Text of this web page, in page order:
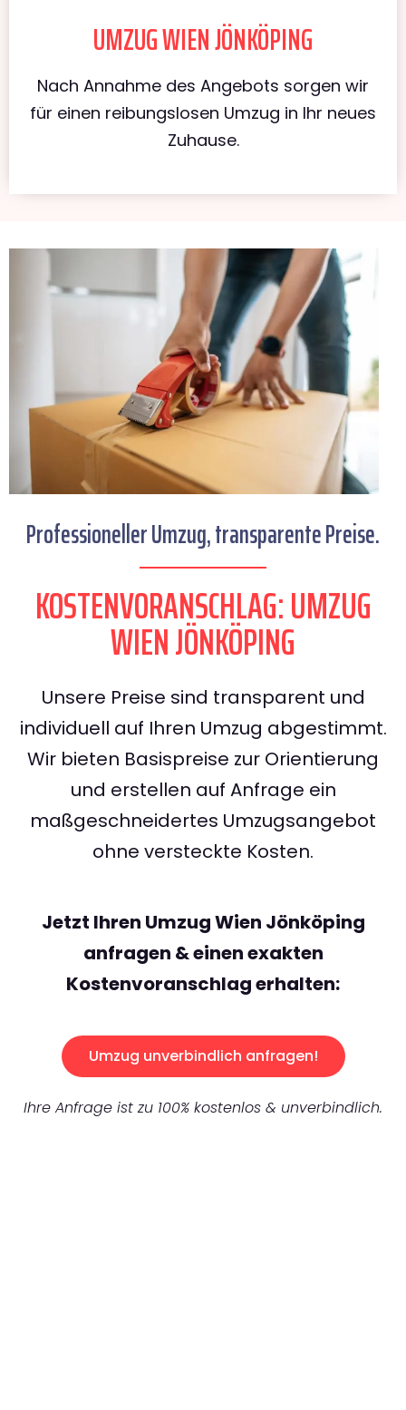
UMZUG WIEN JÖNKÖPING
Nach Annahme des Angebots sorgen wir
für einen reibungslosen Umzug in Ihr neues
Zuhause.
Professioneller Umzug, transparente Preise.
KOSTENVORANSCHLAG: UMZUG
WIEN JÖNKÖPING
Unsere Preise sind transparent und
individuell auf Ihren Umzug abgestimmt.
Wir bieten Basispreise zur Orientierung
und erstellen auf Anfrage ein
maßgeschneidertes Umzugsangebot
ohne versteckte Kosten.
Jetzt Ihren Umzug Wien Jönköping
anfragen & einen exakten
Kostenvoranschlag erhalten:
Umzug unverbindlich anfragen!
Ihre Anfrage ist zu 100% kostenlos & unverbindlich.